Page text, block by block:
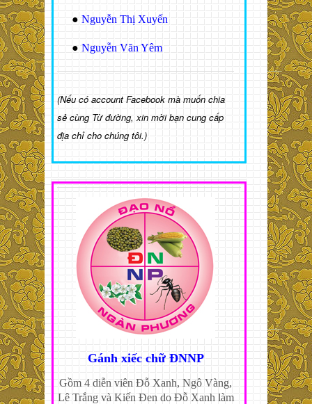
● Nguyễn Thị Xuyến
● Nguyễn Văn Yêm
(Nếu có account Facebook mà muốn chia
sẻ cùng Từ đường, xin mời bạn cung cấp
địa chỉ cho chúng tôi.)
Gánh xiếc chữ ĐNNP
Gồm 4 diễn viên Đỗ Xanh, Ngô Vàng,
Lê Trắng và Kiến Đen do Đỗ Xanh làm